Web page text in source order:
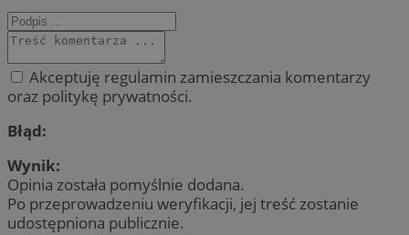
Akceptuję regulamin zamieszczania komentarzy
oraz politykę prywatności.
Błąd:
Wynik:
Opinia została pomyślnie dodana.
Po przeprowadzeniu weryfikacji, jej treść zostanie
udostępniona publicznie.